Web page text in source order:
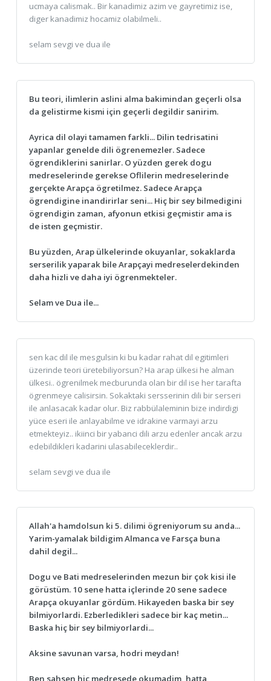
ucmaya calismak.. Bir kanadimiz azim ve gayretimiz ise,
diger kanadimiz hocamiz olabilmeli..
selam sevgi ve dua ile
Bu teori, ilimlerin aslini alma bakimindan geçerli olsa
da gelistirme kismi için geçerli degildir sanirim.
Ayrica dil olayi tamamen farkli... Dilin tedrisatini
yapanlar genelde dili ögrenemezler. Sadece
ögrendiklerini sanirlar. O yüzden gerek dogu
medreselerinde gerekse Oflilerin medreselerinde
gerçekte Arapça ögretilmez. Sadece Arapça
ögrendigine inandirirlar seni... Hiç bir sey bilmedigini
ögrendigin zaman, afyonun etkisi geçmistir ama is
de isten geçmistir.
Bu yüzden, Arap ülkelerinde okuyanlar, sokaklarda
serserilik yaparak bile Arapçayi medreselerdekinden
daha hizli ve daha iyi ögrenmekteler.
Selam ve Dua ile...
sen kac dil ile mesgulsin ki bu kadar rahat dil egitimleri
üzerinde teori üretebiliyorsun? Ha arap ülkesi he alman
ülkesi.. ögrenilmek mecburunda olan bir dil ise her tarafta
ögrenmeye calisirsin. Sokaktaki sersserinin dili bir serseri
ile anlasacak kadar olur. Biz rabbülaleminin bize indirdigi
yüce eseri ile anlayabilme ve idrakine varmayi arzu
etmekteyiz.. ikiinci bir yabanci dili arzu edenler ancak arzu
edebildikleri kadarini ulasabileceklerdir..
selam sevgi ve dua ile
Allah'a hamdolsun ki 5. dilimi ögreniyorum su anda...
Yarim-yamalak bildigim Almanca ve Farsça buna
dahil degil...
Dogu ve Bati medreselerinden mezun bir çok kisi ile
görüstüm. 10 sene hatta içlerinde 20 sene sadece
Arapça okuyanlar gördüm. Hikayeden baska bir sey
bilmiyorlardi. Ezberledikleri sadece bir kaç metin...
Baska hiç bir sey bilmiyorlardi...
Aksine savunan varsa, hodri meydan!
Ben sahsen hiç medresede okumadim, hatta